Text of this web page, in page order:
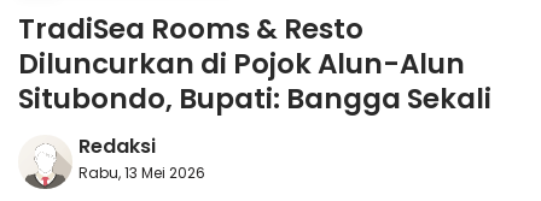
TradiSea Rooms & Resto
Diluncurkan di Pojok Alun-Alun
Situbondo, Bupati: Bangga Sekali
Redaksi
Rabu, 13 Mei 2026